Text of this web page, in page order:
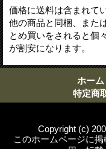
価格に送料は含まれて
他の商品と同梱、また
とめ買いをされると個
が割安になります。
ホーム
特定商
Copyright (c)
このホームページに